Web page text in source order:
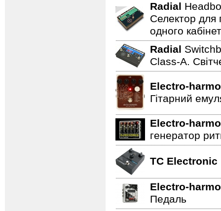
Radial
Селектор для
одного
Radial
Class-A.
Electro-
Гітарний
Electro-
генератор
TC Electronic
Electro-
Педаль